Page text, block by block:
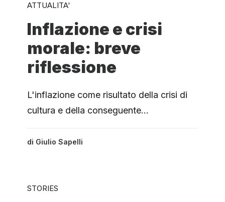
ATTUALITA'
Inflazione e crisi
morale: breve
riflessione
L'inflazione come risultato della crisi di
cultura e della conseguente…
di Giulio Sapelli
STORIES